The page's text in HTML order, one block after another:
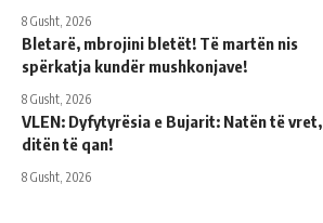
8 Gusht, 2026
Bletarë, mbrojini bletët! Të martën nis
spërkatja kundër mushkonjave!
8 Gusht, 2026
VLEN: Dyfytyrësia e Bujarit: Natën të vret,
ditën të qan!
8 Gusht, 2026